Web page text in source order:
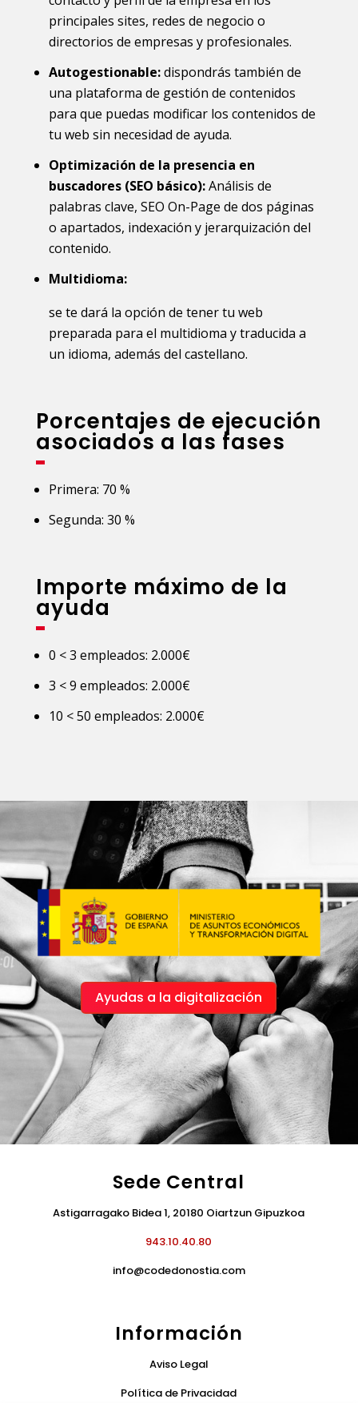
principales sites, redes de negocio o
directorios de empresas y profesionales.
Autogestionable:dispondrás también de
una plataforma de gestión de contenidos
para que puedas modificar los contenidos de
tu web sin necesidad de ayuda.
Optimización de la presencia en
buscadores (SEO básico):Análisis de
palabras clave, SEO On-Page de dos páginas
o apartados, indexación y jerarquización del
contenido.
Multidioma:
se te dará la opción de tener tu web
preparada para el multidioma y traducida a
un idioma, además del castellano.
Porcentajes de ejecución
asociados a las fases
Primera: 70 %
Segunda: 30 %
Importe máximo de la
ayuda
0 < 3 empleados: 2.000€
3 < 9 empleados: 2.000€
10 < 50 empleados: 2.000€
Ayudas a la digitalización
Sede Central
Astigarragako Bidea 1, 20180 Oiartzun Gipuzkoa
943.10.40.80
info@codedonostia.com
Información
Aviso Legal
Política de Privacidad